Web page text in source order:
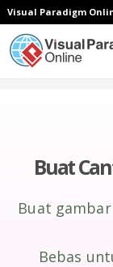
Visual Paradigm
Buat
Buat
Bebas